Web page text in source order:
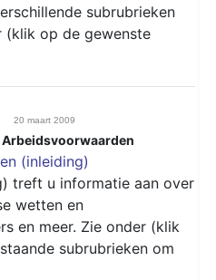
subrubrieken
(klik op de gewenste
20 maart 2009
Arbeidsvoorwaarden
(inleiding)
treft u informatie aan over
wetten en
en meer. Zie onder (klik
subrubrieken om